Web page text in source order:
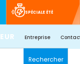
SPÉCIALE ÉTÉ
Entreprise
Rechercher